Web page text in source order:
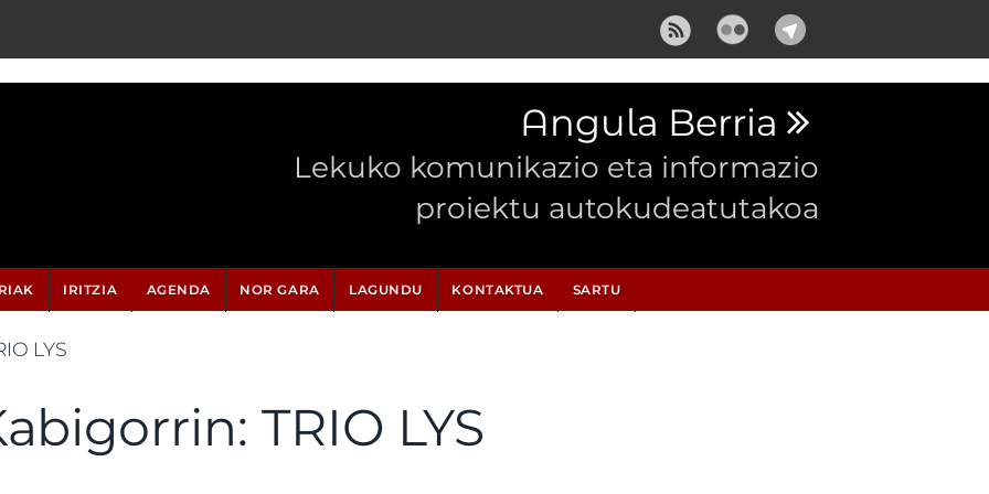
Angula Berria
Lekuko komunikazio eta informazio
proiektu autokudeatutakoa
IRITZIA AGENDA NOR GARA LAGUNDU KONTAKTUA SARTU
LYS
TRIO LYS